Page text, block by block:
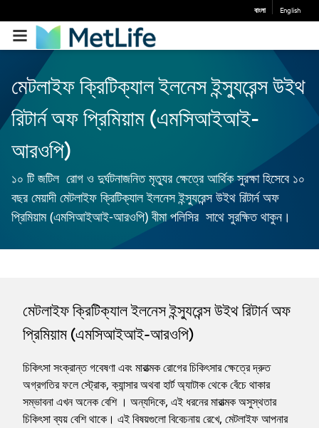
মেটলাইফ ক্রিটিক্যাল ইলনেস ইন্স্যুরেন্স উইথ
রিটার্ন অফ প্রিমিয়াম (এমসিআইআই-
আরওপি)
১০ টি জটিল রোগ ও দুর্ঘটনাজনিত মৃত্যুর ক্ষেত্রে আর্থিক সুরক্ষা হিসেবে ১০
বছর মেয়াদী মেটলাইফ ক্রিটিক্যাল ইলনেস ইন্স্যুরেন্স উইথ রিটার্ন অফ
প্রিমিয়াম (এমসিআইআই-আরওপি) বীমা পলিসির সাথে সুরক্ষিত থাকুন।
মেটলাইফ ক্রিটিক্যাল ইলনেস ইন্স্যুরেন্স উইথ রিটার্ন অফ
প্রিমিয়াম (এমসিআইআই-আরওপি)
চিকিৎসা সংক্রান্ত গবেষণা এবং মারাত্মক রোগের চিকিৎসার ক্ষেত্রে দ্রুত
অগ্রগতির ফলে স্ট্রোক, ক্যান্সার অথবা হার্ট অ্যাটাক থেকে বেঁচে থাকার
সম্ভাবনা এখন অনেক বেশি । অন্যদিকে, এই ধরনের মারাত্মক অসুস্থতার
চিকিৎসা ব্যয় বেশি থাকে। এই বিষয়গুলো বিবেচনায় রেখে, মেটলাইফ আপনার
বাংলা English